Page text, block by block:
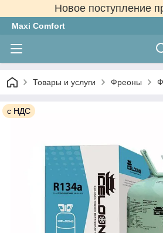
Новое поступление
Maxi Comfort
Товары и услуги Фреоны
с НДС